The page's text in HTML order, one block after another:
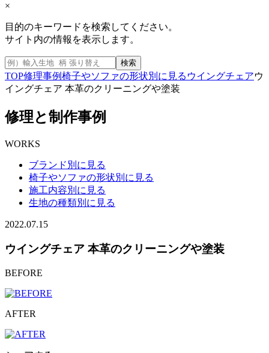
×
目的のキーワードを検索してください。
サイト内の情報を表示します。
検索
TOP修理事例椅子やソファの形状別に見る ウイングチェアウ
イングチェア 本革のクリーニングや塗装
修理と制作事例
WORKS
ブランド別に見る
椅子やソファの形状別に見る
施工内容別に見る
生地の種類別に見る
2022.07.15
ウイングチェア 本革のクリーニングや塗装
BEFORE
AFTER